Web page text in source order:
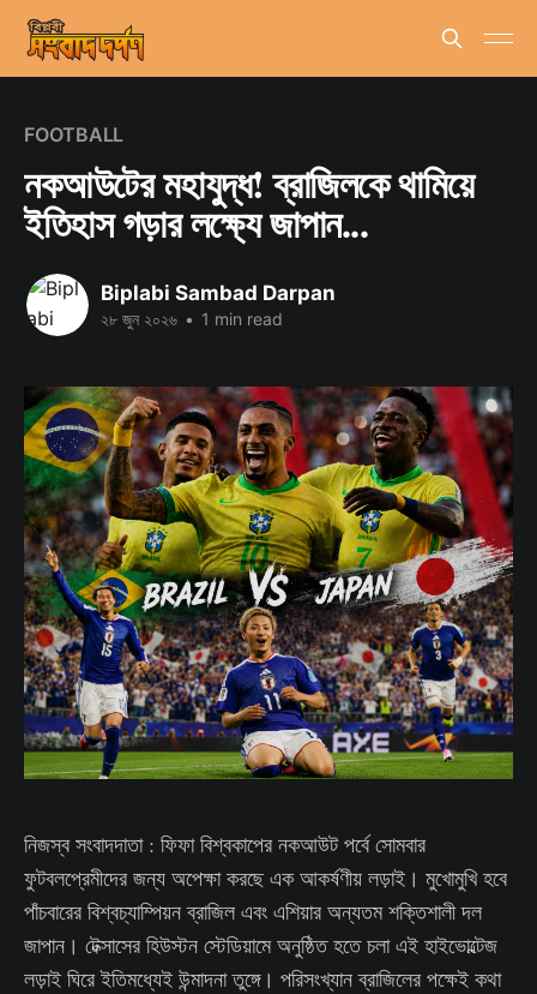
FOOTBALL
নকআউটের মহাযুদ্ধ! ব্রাজিলকে থামিয়ে
ইতিহাস গড়ার লক্ষ্যে জাপান...
Biplabi Sambad Darpan
২৮ জুন ২০২৬ • 1 min read
নিজস্ব সংবাদদাতা : ফিফা বিশ্বকাপের নকআউট পর্বে সোমবার
ফুটবলপ্রেমীদের জন্য অপেক্ষা করছে এক আকর্ষণীয় লড়াই। মুখোমুখি হবে
পাঁচবারের বিশ্বচ্যাম্পিয়ন ব্রাজিল এবং এশিয়ার অন্যতম শক্তিশালী দল
জাপান। টেক্সাসের হিউস্টন স্টেডিয়ামে অনুষ্ঠিত হতে চলা এই হাইভোল্টেজ
লড়াই ঘিরে ইতিমধ্যেই উন্মাদনা তুঙ্গে। পরিসংখ্যান ব্রাজিলের পক্ষেই কথা